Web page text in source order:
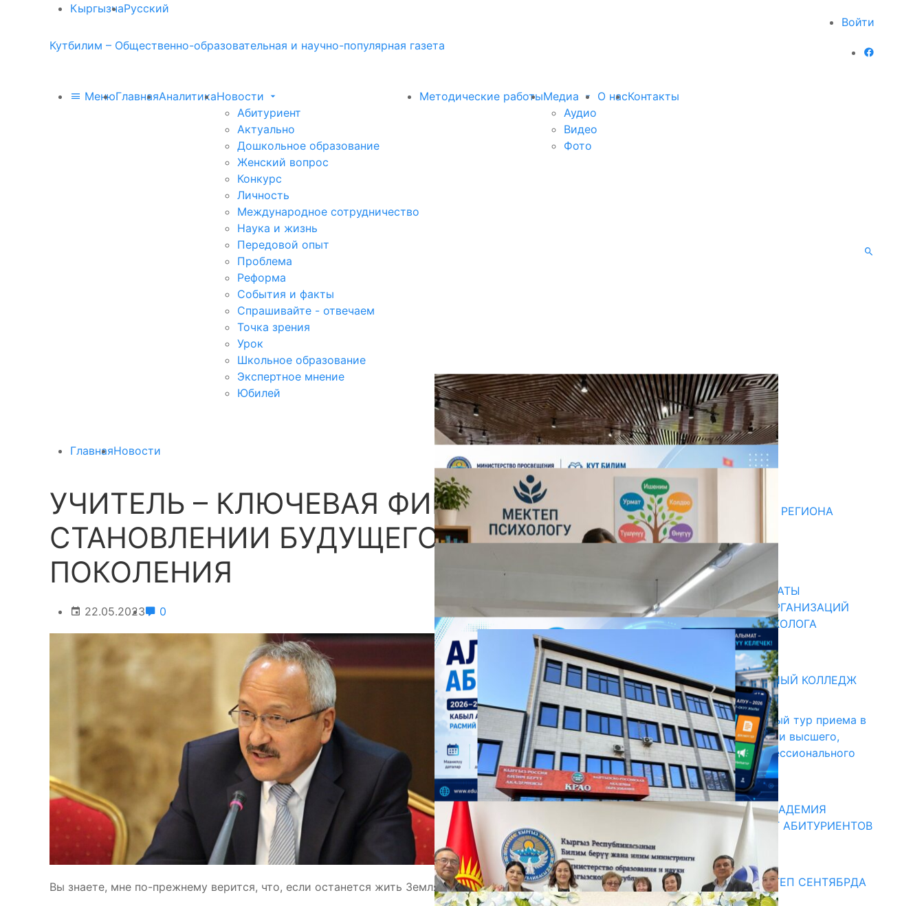
КыргызчаРусский
Войти
Кутбилим – Общественно-образовательная и научно-популярная газета
МенюГлавнаяАналитикаНовости
Абитуриент
Актуально
Дошкольное образование
Женский вопрос
Конкурс
Личность
Международное сотрудничество
Наука и жизнь
Передовой опыт
Проблема
Реформа
События и факты
Спрашивайте - отвечаем
Точка зрения
Урок
Школьное образование
Экспертное мнение
Юбилей
Методические работыМедиа
Аудио
Видео
Фото
О насКонтакты
ГлавнаяНовости
УЧИТЕЛЬ – КЛЮЧЕВАЯ ФИГУРА В
СТАНОВЛЕНИИ БУДУЩЕГО
ПОКОЛЕНИЯ
22.05.2023 0
Вы знаете, мне по-прежнему верится, что, если останется жить Земля,
Последние новости
ДЛЯ МЕТОДИСТОВ ЮЖНОГО РЕГИОНА
НАЧАЛОСЬ ОБУЧЕНИЕ
05.08.2026
В ПРИМЕРНЫЕ ТИПОВЫЕ ШТАТЫ
ОБЩЕОБРАЗОВАТЕЛЬНЫХ ОРГАНИЗАЦИЙ
ВВЕДЕНА ДОЛЖНОСТЬ ПСИХОЛОГА
Абитуриент
БИШКЕКСКИЙ УНИВЕРСАЛЬНЫЙ КОЛЛЕДЖ
17.07.2026
В Кыргызстане начался первый тур приема в
образовательные организации высшего,
среднего и начального профессионального
образования
13.07.2026
КЫРГЫЗКО-РОССИЙСКАЯ АКАДЕМИЯ
ОБРАЗОВАНИЯ ПРИГЛАШАЕТ АБИТУРИЕНТОВ
10.07.2026
Медиа
СУЗАКТА 750 ОРУНДУУ МЕКТЕП СЕНТЯБРДА
ПАЙДАЛАНУУГА БЕРИЛЕТ